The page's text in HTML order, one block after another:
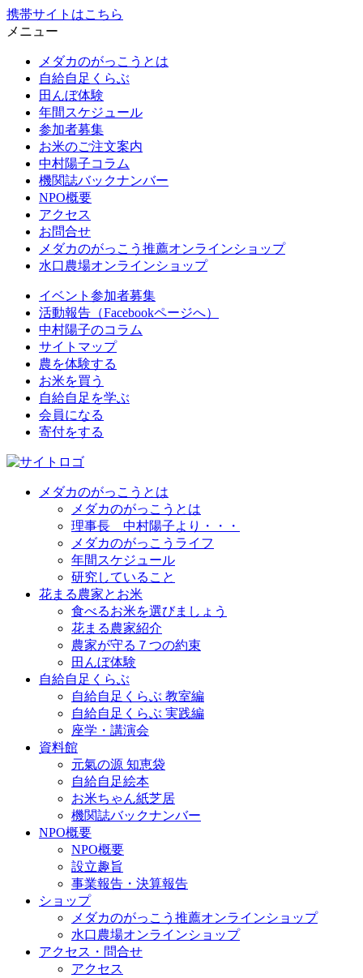
携帯サイトはこちら
メニュー
メダカのがっこうとは
自給自足くらぶ
田んぼ体験
年間スケジュール
参加者募集
お米のご注文案内
中村陽子コラム
機関誌バックナンバー
NPO概要
アクセス
お問合せ
メダカのがっこう推薦オンラインショップ
水口農場オンラインショップ
イベント参加者募集
活動報告（Facebookページへ）
中村陽子のコラム
サイトマップ
農を体験する
お米を買う
自給自足を学ぶ
会員になる
寄付をする
メダカのがっこうとは
メダカのがっこうとは
理事長 中村陽子より・・・
メダカのがっこうライフ
年間スケジュール
研究していること
花まる農家とお米
食べるお米を選びましょう
花まる農家紹介
農家が守る７つの約束
田んぼ体験
自給自足くらぶ
自給自足くらぶ 教室編
自給自足くらぶ 実践編
座学・講演会
資料館
元氣の源 知恵袋
自給自足絵本
お米ちゃん紙芝居
機関誌バックナンバー
NPO概要
NPO概要
設立趣旨
事業報告・決算報告
ショップ
メダカのがっこう推薦オンラインショップ
水口農場オンラインショップ
アクセス・問合せ
アクセス